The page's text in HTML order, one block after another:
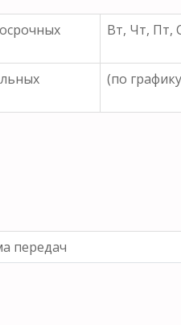
Вт, Чт, Пт,
(по
передач